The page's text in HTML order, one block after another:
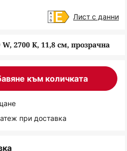
2700 K, 11,8 см, прозрачна
Лист с данни
към количката
при доставка